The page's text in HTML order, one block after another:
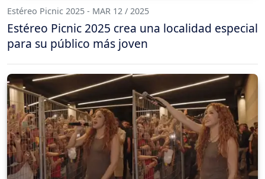
Estéreo Picnic 2025 - MAR 12 / 2025
Estéreo Picnic 2025 crea una localidad especial
para su público más joven